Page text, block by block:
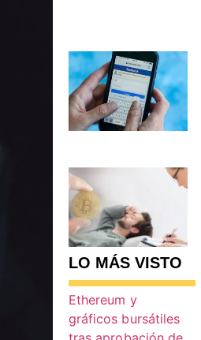
LO MÁS VISTO